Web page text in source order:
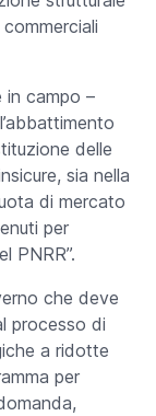
in campo –
delle
sia nella
di mercato
per
PNRR”.
che deve
processo di
a ridotte
per